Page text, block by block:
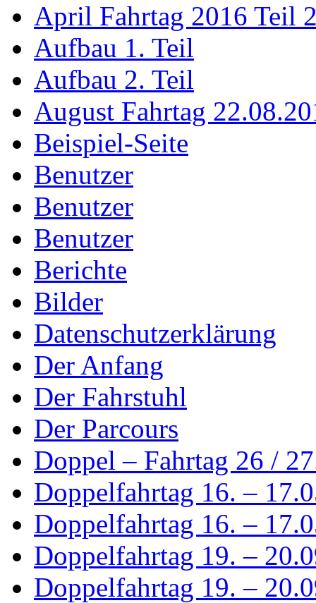
April Fahrtag 2016 Teil
Aufbau 1. Teil
Aufbau 2. Teil
August Fahrtag
Beispiel-Seite
Benutzer
Benutzer
Benutzer
Berichte
Bilder
Datenschutzerklärung
Der Anfang
Der Fahrstuhl
Der Parcours
Doppel – Fahrtag 26 /
Doppelfahrtag 16. –
Doppelfahrtag 16. –
Doppelfahrtag 19. –
Doppelfahrtag 19. –